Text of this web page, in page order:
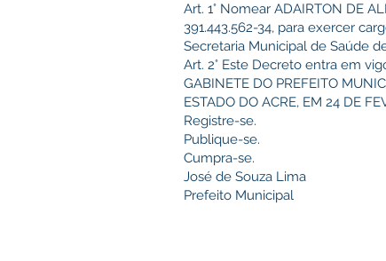
Art. 1° Nomear ADAIRTON DE
391.443.562-34, para exercer
Secretaria Municipal de Saúde
Art. 2° Este Decreto entra em
GABINETE DO PREFEITO
ESTADO DO ACRE, EM 24 DE
Registre-se.
Publique-se.
Cumpra-se.
José de Souza Lima
Prefeito Municipal